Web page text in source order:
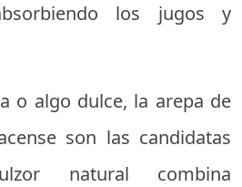
los jugos y
o algo dulce, la arepa de
son las candidatas
natural combina